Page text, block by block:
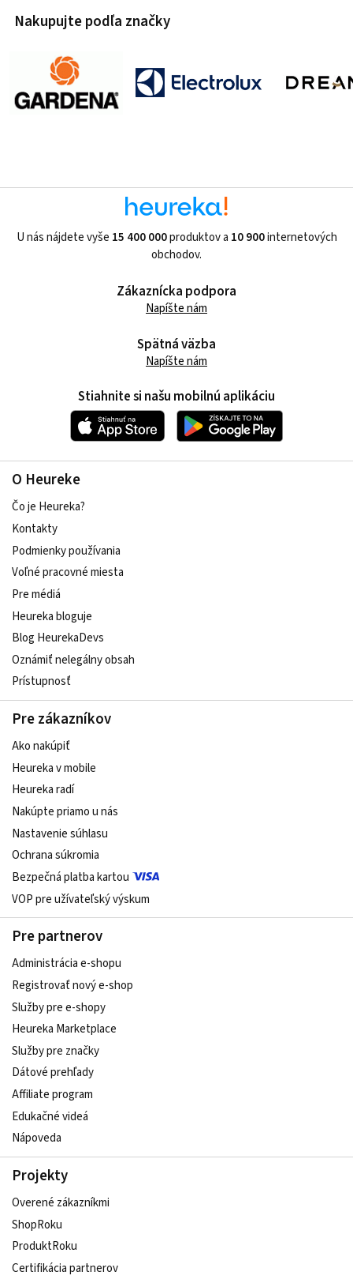
Nakupujte podľa značky
U nás nájdete vyše 15 400 000produktov a 10 900internetových
obchodov.
O Heureke
Čo je Heureka?
Kontakty
Podmienky používania
Voľné pracovné miesta
Pre médiá
Heureka bloguje
Blog HeurekaDevs
Oznámiť nelegálny obsah
Prístupnosť
Pre zákazníkov
Ako nakúpiť
Heureka v mobile
Heureka radí
Nakúpte priamo u nás
Nastavenie súhlasu
Ochrana súkromia
Bezpečná platba kartou
VOP pre užívateľský výskum
Pre partnerov
Administrácia e-shopu
Registrovať nový e-shop
Služby pre e‑shopy
Heureka Marketplace
Služby pre značky
Dátové prehľady
Affiliate program
Edukačné videá
Nápoveda
Projekty
Overené zákazníkmi
ShopRoku
ProduktRoku
Certifikácia partnerov
Zákaznícka podpora
Napíšte nám
Spätná väzba
Napíšte nám
Stiahnite si našu mobilnú aplikáciu